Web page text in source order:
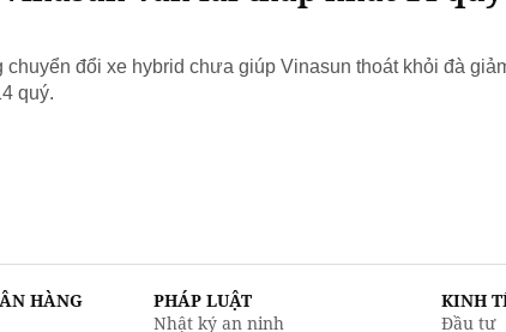
chuyển đổi xe hybrid chưa giúp Vinasun thoát khỏi đà
quý.
HÀNG
PHÁP LUẬT
Nhật ký an ninh
KINH
Đầu tư